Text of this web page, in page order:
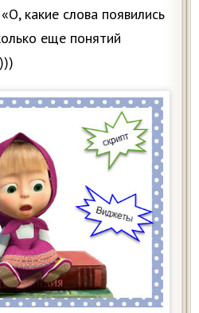
какие слова появились
еще понятий